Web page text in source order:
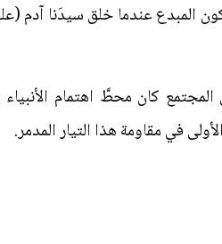
المبدع عندما خلق سيدَنا آدم
كان محطَّ اهتمام
في مقاومة هذا التيار المدمر.